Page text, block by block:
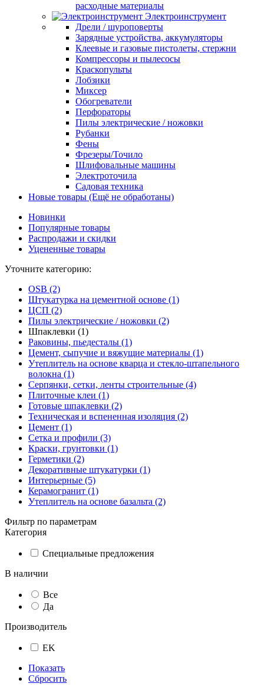
расходные материалы
Электроинструмент
Дрели / шуроповерты
Зарядные устройства, аккумуляторы
Клеевые и газовые пистолеты, стержни
Компрессоры и пылесосы
Краскопульты
Лобзики
Миксер
Обогреватели
Перфораторы
Пилы электрические / ножовки
Рубанки
Фены
Фрезеры/Точило
Шлифовальные машины
Электроточила
Садовая техника
Новые товары (Ещё не обработаны)
Новинки
Популярные товары
Распродажи и скидки
Уцененные товары
Уточните категорию:
OSB (2)
Штукатурка на цементной основе (1)
ЦСП (2)
Пилы электрические / ножовки (2)
Шпаклевки (1)
Раковины, пьедесталы (1)
Цемент, сыпучие и вяжущие материалы (1)
Утеплитель на основе кварца и стекло-штапельного
волокна (1)
Серпянки, сетки, ленты строительные (4)
Плиточные клеи (1)
Готовые шпаклевки (2)
Техническая и вспененная изоляция (2)
Цемент (1)
Сетка и профили (3)
Краски, грунтовки (1)
Герметики (2)
Декоративные штукатурки (1)
Интерьерные (5)
Керамогранит (1)
Утеплитель на основе базальта (2)
Фильтр по параметрам
Категория
Специальные предложения
В наличии
Все
Да
Производитель
EK
Показать
Сбросить